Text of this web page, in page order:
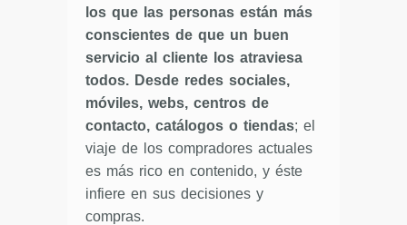
los que las personas están más
conscientes de que un buen
servicio al cliente los atraviesa
todos. Desde redes sociales,
móviles, webs, centros de
contacto, catálogos o tiendas; el
viaje de los compradores actuales
es más rico en contenido, y éste
infiere en sus decisiones y
compras.